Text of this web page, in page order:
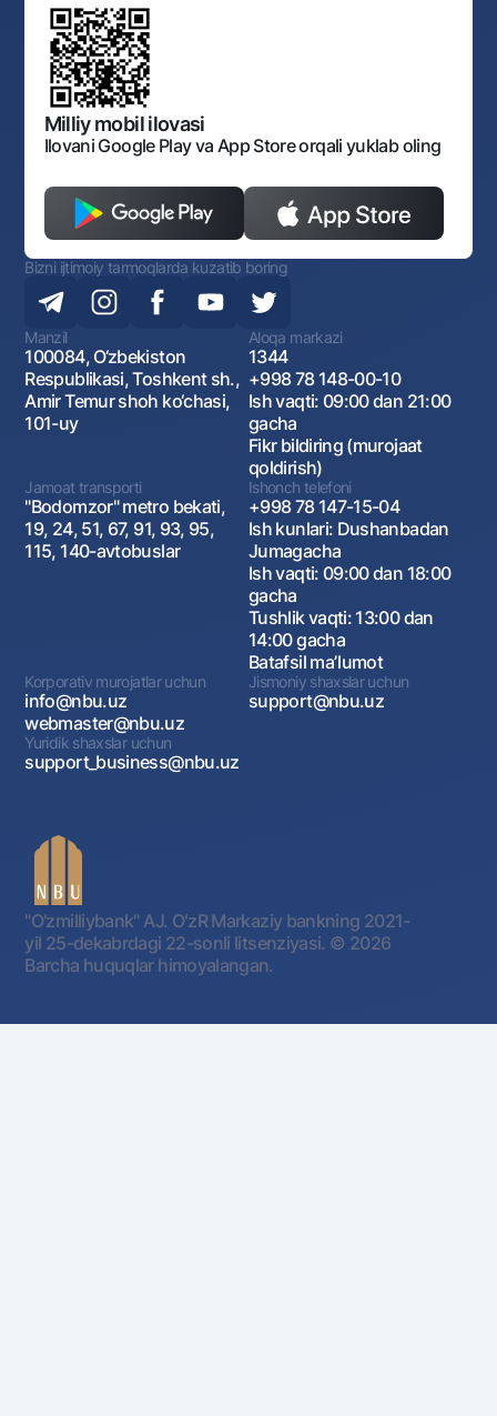
Korporativ uslub
Sayt haritasi
Shaxsiy ma'lumotlarni qayta ishlashga rozilik berish
O‘zbekiston Tasviriy san’at galereyasi
Normativ-huquqiy hujjatlar loyihalarini muhokama qilish
Normativ huquqiy hujjatlar
O'zbekiston Respublikasi Tashqi Iqtisodiy Faoliyat Milliy
Bankining ish tartibi va rejimi
Ochiq ma'lumotlar
Monopoliyaga qarshi komplaens
Milliy mobil ilovasi
Ilovani Google Play va App Store orqali yuklab oling
Bizni ijtimoiy tarmoqlarda kuzatib boring
Manzil
100084, O‘zbekiston
Respublikasi, Toshkent sh.,
Amir Temur shoh ko‘chasi,
101-uy
Aloqa markazi
1344
+998 78 148-00-10
Ish vaqti: 09:00 dan 21:00
gacha
Fikr bildiring (murojaat
qoldirish)
Jamoat transporti
"Bodomzor" metro bekati,
19, 24, 51, 67, 91, 93, 95,
115, 140-avtobuslar
Ishonch telefoni
+998 78 147-15-04
Ish kunlari: Dushanbadan
Jumagacha
Ish vaqti: 09:00 dan 18:00
gacha
Tushlik vaqti: 13:00 dan
14:00 gacha
Batafsil maʼlumot
Korporativ murojatlar uchun
info@nbu.uz
webmaster@nbu.uz
Jismoniy shaxslar uchun
support@nbu.uz
Yuridik shaxslar uchun
support_business@nbu.uz
"O'zmilliybank" AJ. OʻzR Markaziy bankning 2021-
yil 25-dekabrdagi 22-sonli litsenziyasi. © 2026
Barcha huquqlar himoyalangan.